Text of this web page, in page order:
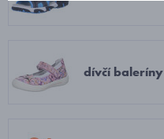
dívčí baleríny